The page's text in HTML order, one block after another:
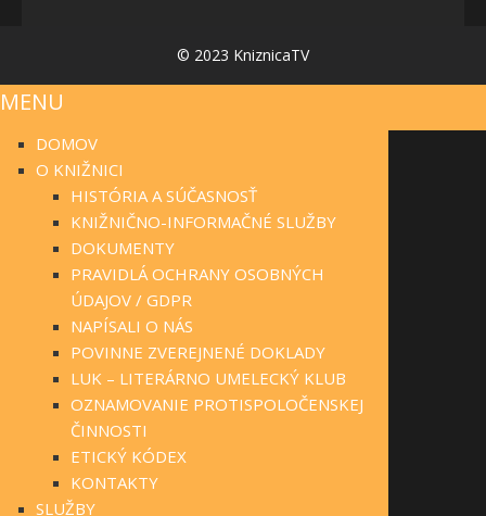
© 2023 KniznicaTV
MENU
DOMOV
O KNIŽNICI
HISTÓRIA A SÚČASNOSŤ
KNIŽNIČNO-INFORMAČNÉ SLUŽBY
DOKUMENTY
PRAVIDLÁ OCHRANY OSOBNÝCH
ÚDAJOV / GDPR
NAPÍSALI O NÁS
POVINNE ZVEREJNENÉ DOKLADY
LUK – LITERÁRNO UMELECKÝ KLUB
OZNAMOVANIE PROTISPOLOČENSKEJ
ČINNOSTI
ETICKÝ KÓDEX
KONTAKTY
SLUŽBY